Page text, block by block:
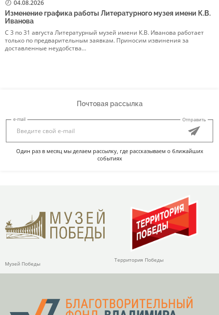
04.08.2026
Изменение графика работы Литературного музея имени К.В.
Иванова
С 3 по 31 августа Литературный музей имени К.В. Иванова работает
только по предварительным заявкам. Приносим извинения за
доставленные неудобства…
Почтовая рассылка
e-mail Отправить
Один раз в месяц мы делаем рассылку, где рассказываем о ближайших
событиях
Музей Победы
Территория Победы